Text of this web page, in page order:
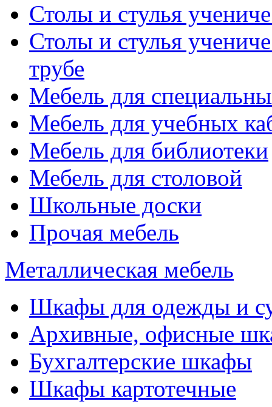
Столы и стулья
Столы и стулья
трубе
Мебель для
Мебель для учебных
Мебель для библиотеки
Мебель для столовой
Школьные доски
Прочая мебель
Металлическая мебель
Шкафы для одежды и
Архивные, офисные
Бухгалтерские шкафы
Шкафы картотечные